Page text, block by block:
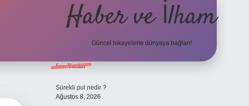
Haber ve İlham
Güncel hikayelerle dünyaya bağlan!
Sidebar
Son Yazılar
Sürekli pul nedir ?
Ağustos 8, 2026